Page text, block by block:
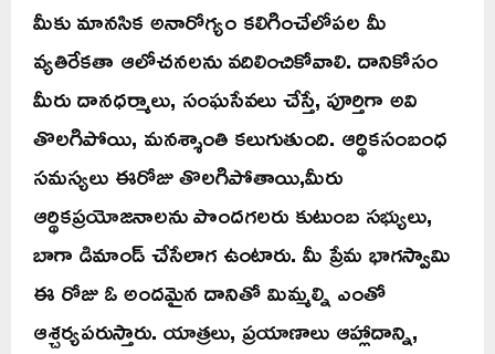
మీకు మానసిక అనారోగ్యం కలిగించేలోపల మీ
వ్యతిరేకతా ఆలోచనలను వదిలించికోవాలి. దానికోసం
మీరు దానధర్మాలు, సంఘసేవలు చేస్తే, పూర్తిగా అవి
తొలగిపోయి, మనశ్శాంతి కలుగుతుంది. ఆర్థికసంబంధ
సమస్యలు ఈరోజు తొలగిపోతాయి,మీరు
ఆర్థికప్రయోజనాలను పొందగలరు కుటుంబ సభ్యులు,
బాగా డిమాండ్ చేసేలాగ ఉంటారు. మీ ప్రేమ భాగస్వామి
ఈ రోజు ఓ అందమైన దానితో మిమ్మల్ని ఎంతో
ఆశ్చర్యపరుస్తారు. యాత్రలు, ప్రయాణాలు ఆహ్లాదాన్ని,